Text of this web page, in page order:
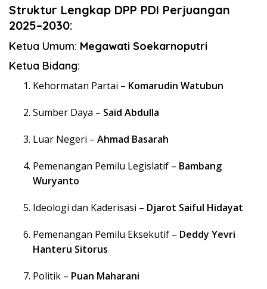
Struktur Lengkap DPP PDI Perjuangan
2025–2030:
Ketua Umum: Megawati Soekarnoputri
Ketua Bidang:
Kehormatan Partai – Komarudin Watubun
Sumber Daya – Said Abdulla
Luar Negeri – Ahmad Basarah
Pemenangan Pemilu Legislatif – Bambang
Wuryanto
Ideologi dan Kaderisasi – Djarot Saiful Hidayat
Pemenangan Pemilu Eksekutif – Deddy Yevri
Hanteru Sitorus
Politik – Puan Maharani